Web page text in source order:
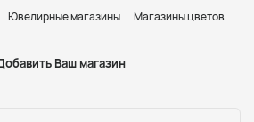
Ювелирные магазины Магазины цветов
Ваш магазин